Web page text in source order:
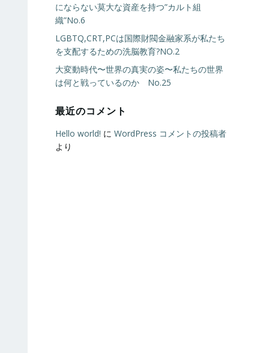
にならない莫大な資産を持つ”カルト組
織”No.6
LGBTQ,CRT,PCは国際財閥金融家系が私たち
を支配するための洗脳教育?NO.2
大変動時代〜世界の真実の姿〜私たちの世界
は何と戦っているのか No.25
最近のコメント
Hello world! に WordPress コメントの投稿者
より